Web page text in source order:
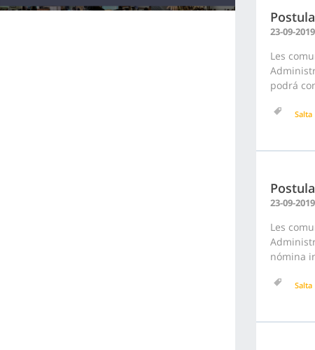
23-09-2019
Les
podrá
Salta
23-09-2019
Les
nómina
Salta